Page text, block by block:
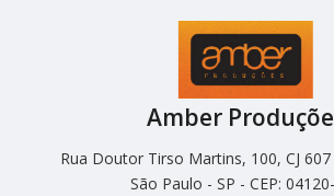
Amber
Rua Doutor Tirso Martins, 100, CJ
São Paulo - SP - CEP: